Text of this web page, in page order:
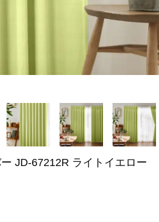
JD-67212R ライトイエロー